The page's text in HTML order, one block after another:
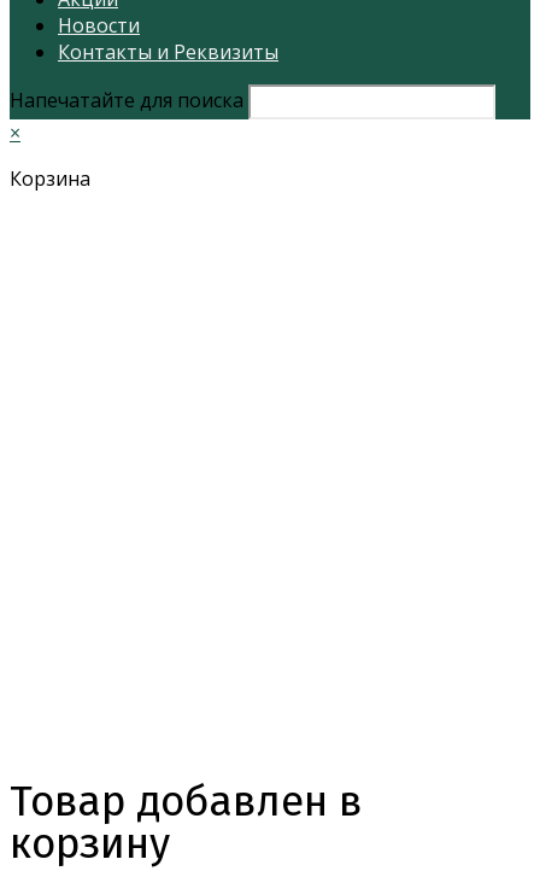
Новости
Контакты и Реквизиты
Напечатайте для поиска
×
Корзина
Товар добавлен в
корзину